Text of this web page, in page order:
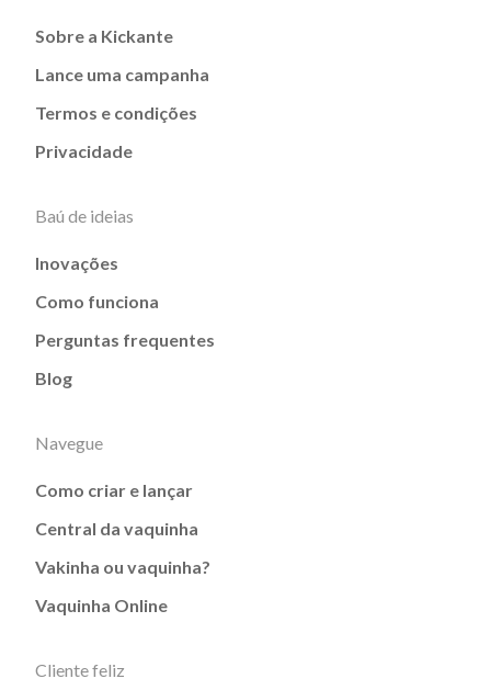
Sobre a Kickante
Lance uma campanha
Termos e condições
Privacidade
Baú de ideias
Inovações
Como funciona
Perguntas frequentes
Blog
Navegue
Como criar e lançar
Central da vaquinha
Vakinha ou vaquinha?
Vaquinha Online
Cliente feliz